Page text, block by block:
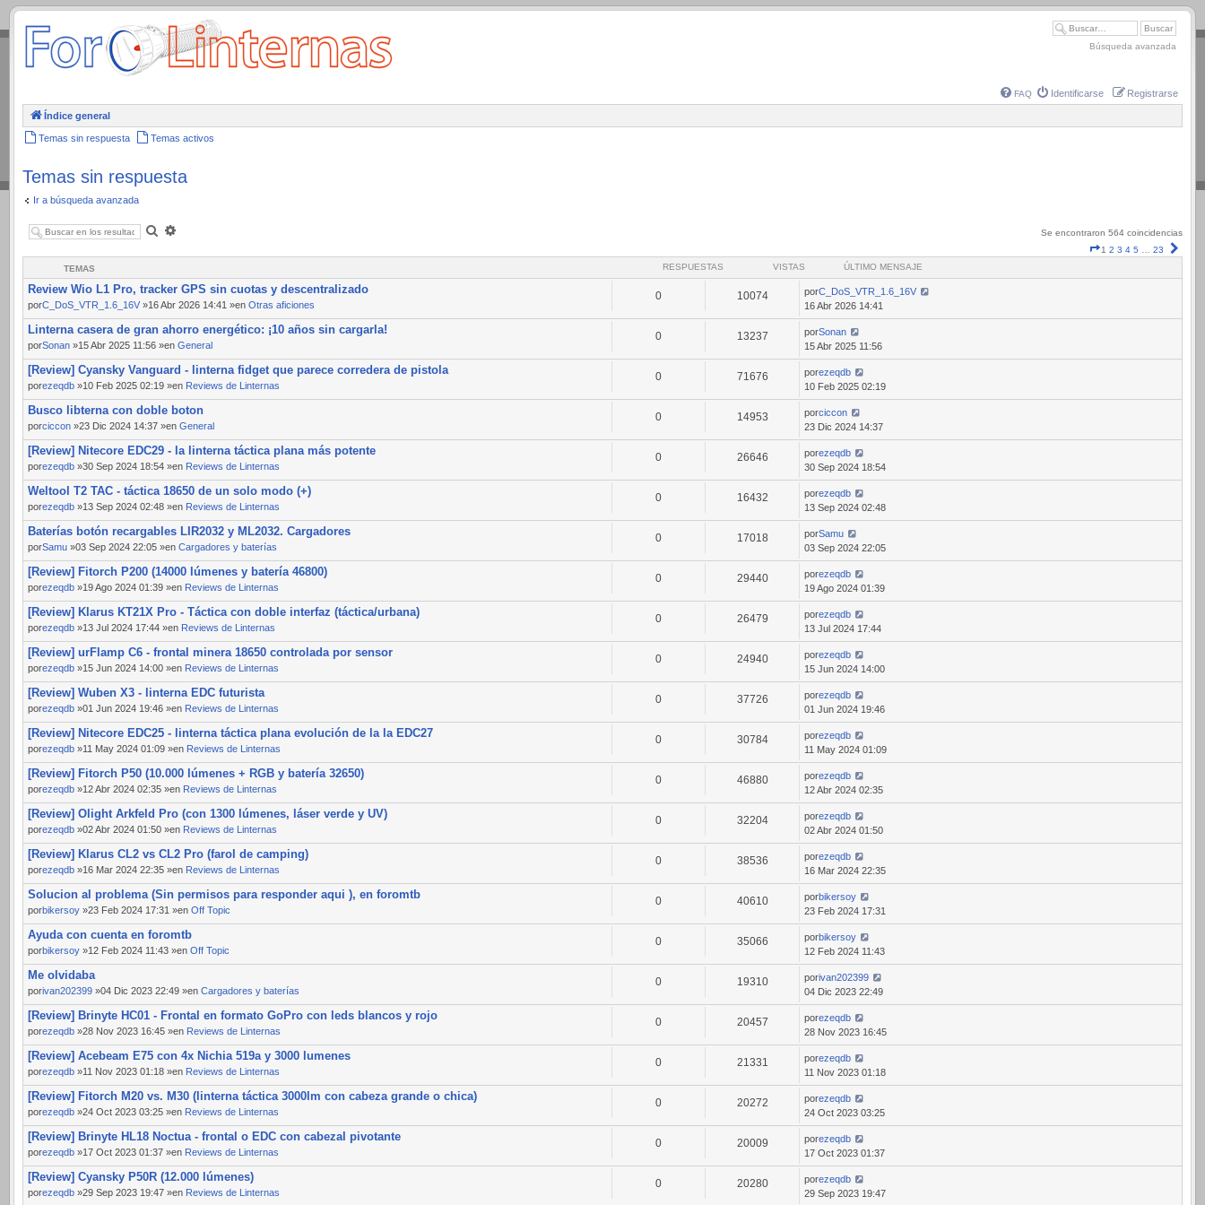
.
Búsqueda avanzada
FAQ Identificarse Registrarse
Índice general
Temas sin respuesta Temas activos
Temas sin respuesta
Ir a búsqueda avanzada
Buscar
Se encontraron 564 coincidencias
Página
1 2 3 4 5 23
TEMAS RESPUESTAS VISTAS ÚLTIMO MENSAJE
Review Wio L1 Pro, tracker GPS sin cuotas y descentralizado
porC_DoS_VTR_1.6_16V »16 Abr 2026 14:41 »en Otras aficiones
0 10074 porC_DoS_VTR_1.6_16V
16 Abr 2026 14:41
Linterna casera de gran ahorro energético: ¡10 años sin cargarla!
porSonan »15 Abr 2025 11:56 »en General
0 13237 porSonan
15 Abr 2025 11:56
[Review] Cyansky Vanguard - linterna fidget que parece corredera de pistola
porezeqdb »10 Feb 2025 02:19 »en Reviews de Linternas
0 71676 porezeqdb
10 Feb 2025 02:19
Busco libterna con doble boton
porciccon »23 Dic 2024 14:37 »en General
0 14953 porciccon
23 Dic 2024 14:37
[Review] Nitecore EDC29 - la linterna táctica plana más potente
porezeqdb »30 Sep 2024 18:54 »en Reviews de Linternas
0 26646 porezeqdb
30 Sep 2024 18:54
Weltool T2 TAC - táctica 18650 de un solo modo (+)
porezeqdb »13 Sep 2024 02:48 »en Reviews de Linternas
0 16432 porezeqdb
13 Sep 2024 02:48
Baterías botón recargables LIR2032 y ML2032. Cargadores
porSamu »03 Sep 2024 22:05 »en Cargadores y baterías
0 17018 porSamu
03 Sep 2024 22:05
[Review] Fitorch P200 (14000 lúmenes y batería 46800)
porezeqdb »19 Ago 2024 01:39 »en Reviews de Linternas
0 29440 porezeqdb
19 Ago 2024 01:39
[Review] Klarus KT21X Pro - Táctica con doble interfaz (táctica/urbana)
porezeqdb »13 Jul 2024 17:44 »en Reviews de Linternas
0 26479 porezeqdb
13 Jul 2024 17:44
[Review] urFlamp C6 - frontal minera 18650 controlada por sensor
porezeqdb »15 Jun 2024 14:00 »en Reviews de Linternas
0 24940 porezeqdb
15 Jun 2024 14:00
[Review] Wuben X3 - linterna EDC futurista
porezeqdb »01 Jun 2024 19:46 »en Reviews de Linternas
0 37726 porezeqdb
01 Jun 2024 19:46
[Review] Nitecore EDC25 - linterna táctica plana evolución de la la EDC27
porezeqdb »11 May 2024 01:09 »en Reviews de Linternas
0 30784 porezeqdb
11 May 2024 01:09
[Review] Fitorch P50 (10.000 lúmenes + RGB y batería 32650)
porezeqdb »12 Abr 2024 02:35 »en Reviews de Linternas
0 46880 porezeqdb
12 Abr 2024 02:35
[Review] Olight Arkfeld Pro (con 1300 lúmenes, láser verde y UV)
porezeqdb »02 Abr 2024 01:50 »en Reviews de Linternas
0 32204 porezeqdb
02 Abr 2024 01:50
[Review] Klarus CL2 vs CL2 Pro (farol de camping)
porezeqdb »16 Mar 2024 22:35 »en Reviews de Linternas
0 38536 porezeqdb
16 Mar 2024 22:35
Solucion al problema (Sin permisos para responder aqui ), en foromtb
porbikersoy »23 Feb 2024 17:31 »en Off Topic
0 40610 porbikersoy
23 Feb 2024 17:31
Ayuda con cuenta en foromtb
porbikersoy »12 Feb 2024 11:43 »en Off Topic
0 35066 porbikersoy
12 Feb 2024 11:43
Me olvidaba
porivan202399 »04 Dic 2023 22:49 »en Cargadores y baterías
0 19310 porivan202399
04 Dic 2023 22:49
[Review] Brinyte HC01 - Frontal en formato GoPro con leds blancos y rojo
porezeqdb »28 Nov 2023 16:45 »en Reviews de Linternas
0 20457 porezeqdb
28 Nov 2023 16:45
[Review] Acebeam E75 con 4x Nichia 519a y 3000 lumenes
porezeqdb »11 Nov 2023 01:18 »en Reviews de Linternas
0 21331 porezeqdb
11 Nov 2023 01:18
[Review] Fitorch M20 vs. M30 (linterna táctica 3000lm con cabeza grande o chica)
porezeqdb »24 Oct 2023 03:25 »en Reviews de Linternas
0 20272 porezeqdb
24 Oct 2023 03:25
[Review] Brinyte HL18 Noctua - frontal o EDC con cabezal pivotante
porezeqdb »17 Oct 2023 01:37 »en Reviews de Linternas
0 20009 porezeqdb
17 Oct 2023 01:37
[Review] Cyansky P50R (12.000 lúmenes)
porezeqdb »29 Sep 2023 19:47 »en Reviews de Linternas
0 20280 porezeqdb
29 Sep 2023 19:47